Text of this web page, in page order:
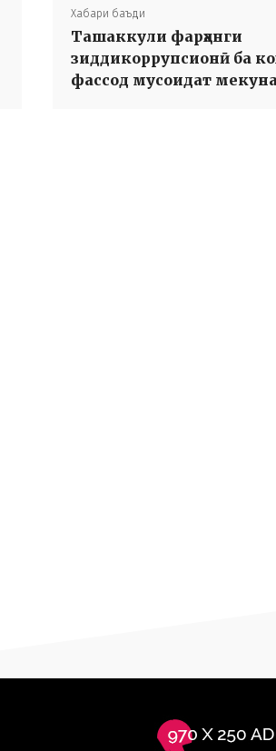
Хабари баъди
Ташаккули фарҳанги
зиддикоррупсионӣ ба
фассод мусоидат